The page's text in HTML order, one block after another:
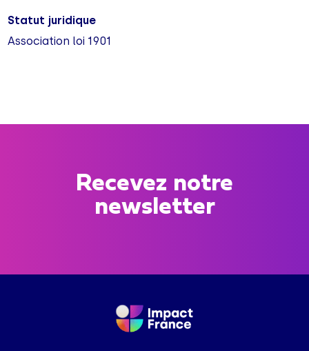
Statut juridique
Association loi 1901
Recevez notre
newsletter